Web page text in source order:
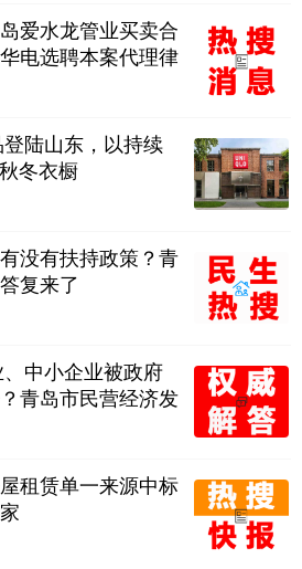
爱水龙管业买卖合
电选聘本案代理律
陆山东，以持续
冬衣橱
没有扶持政策？青
复来了
中小企业被政府
青岛市民营经济发
一公布全市拖欠存
租赁单一来源中标